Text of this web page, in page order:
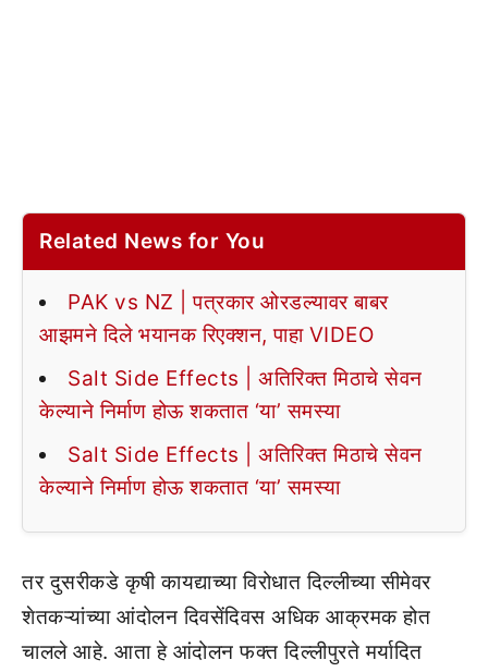
Related News for You
PAK vs NZ | पत्रकार ओरडल्यावर बाबर
आझमने दिले भयानक रिएक्शन, पाहा VIDEO
Salt Side Effects | अतिरिक्त मिठाचे सेवन
केल्याने निर्माण होऊ शकतात ‘या’ समस्या
Salt Side Effects | अतिरिक्त मिठाचे सेवन
केल्याने निर्माण होऊ शकतात ‘या’ समस्या
तर दुसरीकडे कृषी कायद्याच्या विरोधात दिल्लीच्या सीमेवर
शेतकऱ्यांच्या आंदोलन दिवसेंदिवस अधिक आक्रमक होत
चालले आहे. आता हे आंदोलन फक्त दिल्लीपुरते मर्यादित